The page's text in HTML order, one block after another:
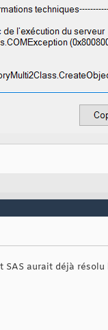
aurait déjà